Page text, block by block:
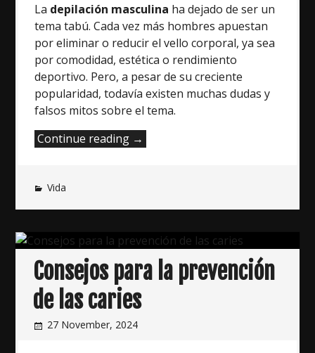
La depilación masculina ha dejado de ser un
tema tabú. Cada vez más hombres apuestan
por eliminar o reducir el vello corporal, ya sea
por comodidad, estética o rendimiento
deportivo. Pero, a pesar de su creciente
popularidad, todavía existen muchas dudas y
falsos mitos sobre el tema.
Continue reading “Hablemos
→
Vida
Consejos para la prevención
de las caries
27 November, 2024